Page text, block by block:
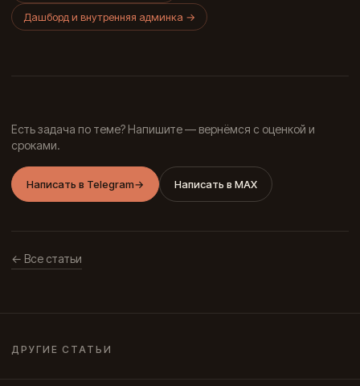
Дашборд и внутренняя админка →
Есть задача по теме? Напишите — вернёмся с оценкой и
сроками.
Написать в Telegram→ Написать в MAX
← Все статьи
ДРУГИЕ СТАТЬИ